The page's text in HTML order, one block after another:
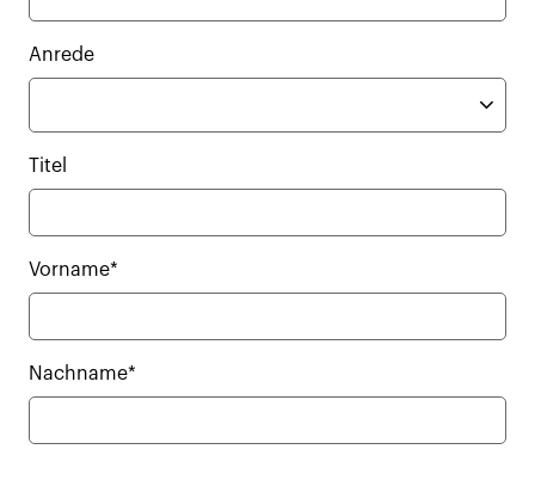
Anrede
Titel
Vorname*
Nachname*